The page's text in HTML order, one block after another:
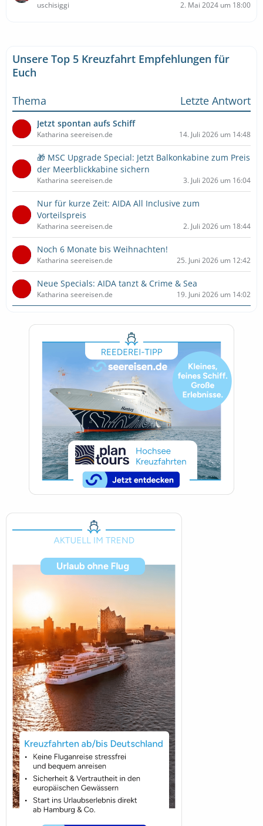
uschisiggi 2. Mai 2024 um 18:00
Unsere Top 5 Kreuzfahrt Empfehlungen für
Euch
Thema
Letzte Antwort
Jetzt spontan aufs Schiff
Katharina seereisen.de 14. Juli 2026 um 14:48
🎁 MSC Upgrade Special: Jetzt Balkonkabine zum Preis
der Meerblickkabine sichern
Katharina seereisen.de 3. Juli 2026 um 16:04
Nur für kurze Zeit: AIDA All Inclusive zum
Vorteilspreis
Katharina seereisen.de 2. Juli 2026 um 18:44
Noch 6 Monate bis Weihnachten!
Katharina seereisen.de 25. Juni 2026 um 12:42
Neue Specials: AIDA tanzt & Crime & Sea
Katharina seereisen.de 19. Juni 2026 um 14:02